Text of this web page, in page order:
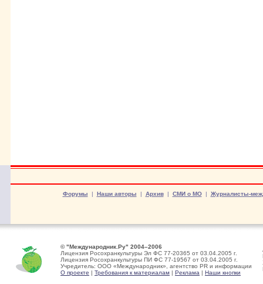
Форумы | Наши авторы | Архив| СМИ о МО| Журналисты-
© "Международник.Ру" 2004–2006
Лицензия Росохранкультуры Эл ФС 77-20365 от 03.04.2005 г.
Лицензия Росохранкультуры ПИ ФС 77-19567 от 03.04.2005 г.
Учредитель: ООО «Международник», агентство PR и информации
О проекте | Требования к материалам | Реклама | Наши кнопки